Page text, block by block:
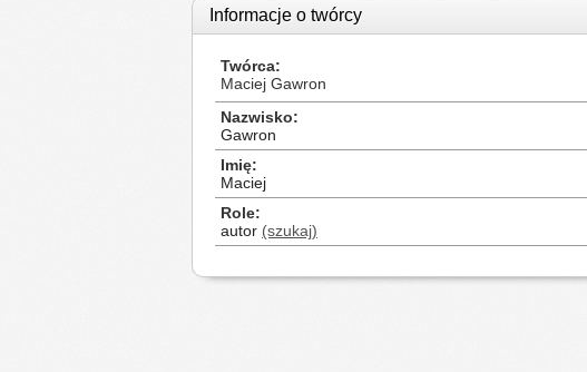
Informacje o twórcy
Twórca
Maciej Gawron
Nazwisko
Gawron
Imię
Maciej
Role
autor (szukaj)